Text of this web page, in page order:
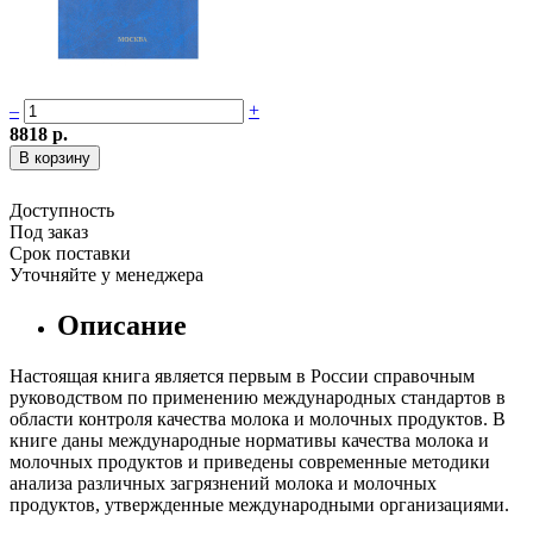
–
+
8818 р.
Доступность
Под заказ
Срок поставки
Уточняйте у менеджера
Описание
Настоящая книга является первым в России справочным
руководством по применению международных стандартов в
области контроля качества молока и молочных продуктов. В
книге даны международные нормативы качества молока и
молочных продуктов и приведены современные методики
анализа различных загрязнений молока и молочных
продуктов, утвержденные международными организациями.